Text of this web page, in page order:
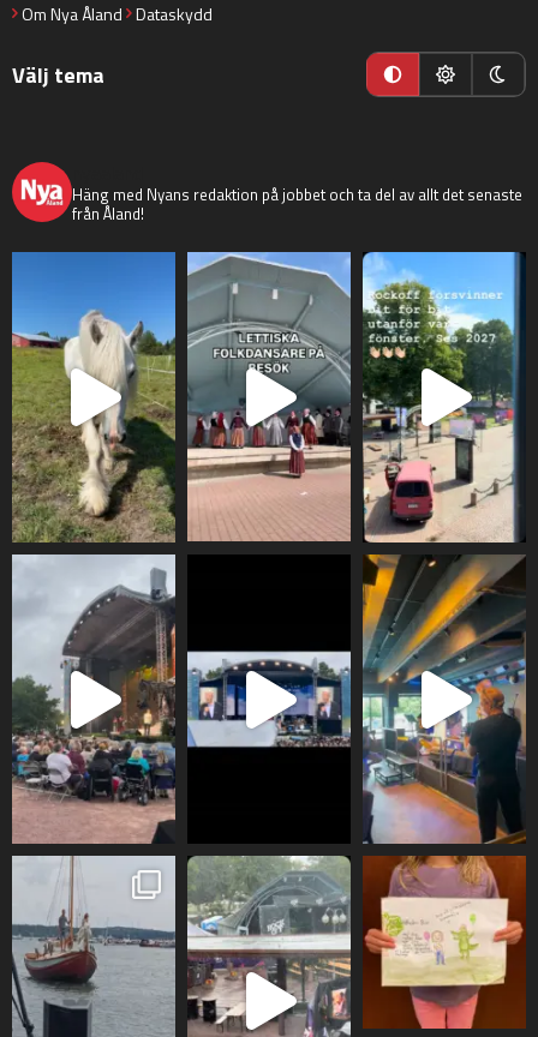
Om Nya Åland Dataskydd
Välj tema
Häng med Nyans redaktion på jobbet och ta del av allt det senaste
från Åland!